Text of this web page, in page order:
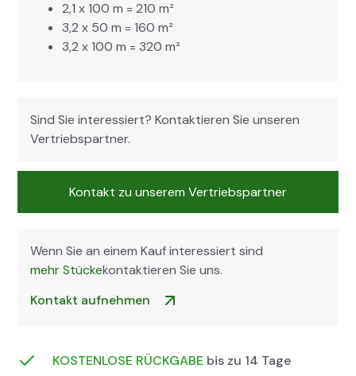
2,1 x 100 m = 210 m²
3,2 x 50 m = 160 m²
3,2 x 100 m = 320 m²
Sind Sie inter­essiert? Kon­tak­tieren Sie unseren
Ver­trieb­spart­ner.
Kon­takt zu unserem Ver­trieb­spart­ner
Wenn Sie an einem Kauf inter­essiert sind
mehr Stückekon­tak­tieren Sie uns.
Kon­takt aufnehmen
KOSTENLOSE RÜCKGABE bis zu 14 Tage